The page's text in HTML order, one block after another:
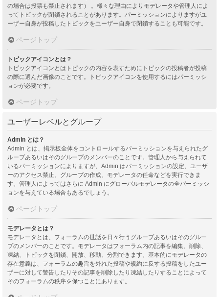
の場合は投票も禁止されます） 。様々な理由によりモデレータや管理人によ
ってトピックが閉鎖されることがあります。パーミッションによりますがユ
ーザー自身が投稿したトピックをユーザー自身で閉鎖することも可能です。
ページトップ
トピックアイコンとは？
トピックアイコンとはトピックの内容を表すためにトピックの投稿者が投稿
の際に選んだ画像のことです。トピックアイコンを使用するにはパーミッシ
ョンが必要です。
ページトップ
ユーザーレベルとグループ
Admin とは？
Admin とは、掲示板全体をコントロールするパーミッションを与えられたグ
ループあるいはそのグループのメンバーのことです。管理人から与えられて
いるパーミッションによりますが、Admin はパーミッションの設定、ユーザ
ーのアクセス禁止、グループの作成、モデレータの任命などを実行できま
す。管理人によってはさらに Admin にグローバルモデレータの全パーミッシ
ョンを与えている場合もあるでしょう。
ページトップ
モデレータとは？
モデレータとは、フォーラムの世話を日々行うグループあるいはそのグルー
プのメンバーのことです。モデレータはフォーラム内の記事を編集、削除、
凍結、トピックを閉鎖、開放、移動、分割できます。基本的にモデレータの
存在意義は、フォーラムの趣旨を外れた投稿や規約に反する投稿をしたユー
ザーに対して警告したりその記事を削除したり凍結したりすることによって
そのフォーラムの秩序を保つことにあります。